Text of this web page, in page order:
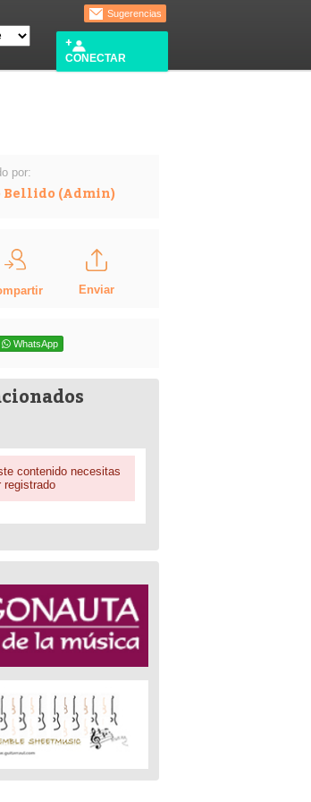
Sugerencias
CONECTAR
por:
Bellido (Admin)
Enviar
WhatsApp
contenido necesitas
registrado